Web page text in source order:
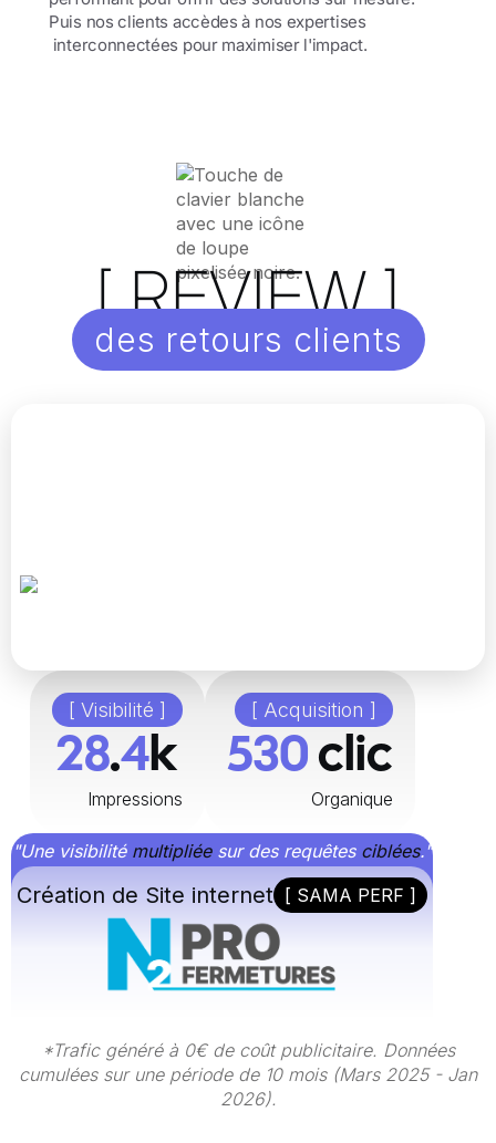
Puis nos clients accèdes à nos expertises
interconnectées pour maximiser l'impact.
[ REVIEW ]
des retours clients
[ Visibilité ]
48.8k
Impressions
[ Acquisition ]
896 clic
Organique
"Une visibilité multipliéesur des requêtes ciblées."
Création de Site internet [ SAMA PERF ]
*Trafic généré à 0€ de coût publicitaire. Données
cumulées sur une période de 10 mois (Mars 2025 - Jan
2026).